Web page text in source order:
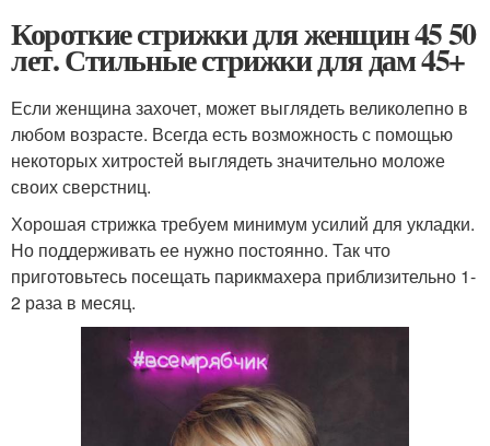
Короткие стрижки для женщин 45 50
лет. Стильные стрижки для дам 45+
Если женщина захочет, может выглядеть великолепно в
любом возрасте. Всегда есть возможность с помощью
некоторых хитростей выглядеть значительно моложе
своих сверстниц.
Хорошая стрижка требуем минимум усилий для укладки.
Но поддерживать ее нужно постоянно. Так что
приготовьтесь посещать парикмахера приблизительно 1-
2 раза в месяц.